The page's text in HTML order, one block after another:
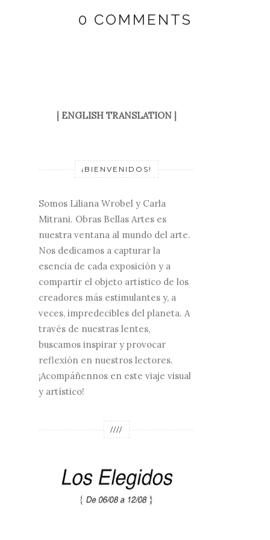
0 COMMENTS
ENGLISH TRANSLATION|
¡BIENVENIDOS!
Somos Liliana Wrobel y Carla
Mitrani. Obras Bellas Artes es
nuestra ventana al mundo del arte.
Nos dedicamos a capturar la
esencia de cada exposición y a
compartir el objeto artístico de los
creadores más estimulantes y, a
veces, impredecibles del planeta. A
través de nuestras lentes,
buscamos inspirar y provocar
reflexión en nuestros lectores.
¡Acompáñennos en este viaje visual
y artístico!
////